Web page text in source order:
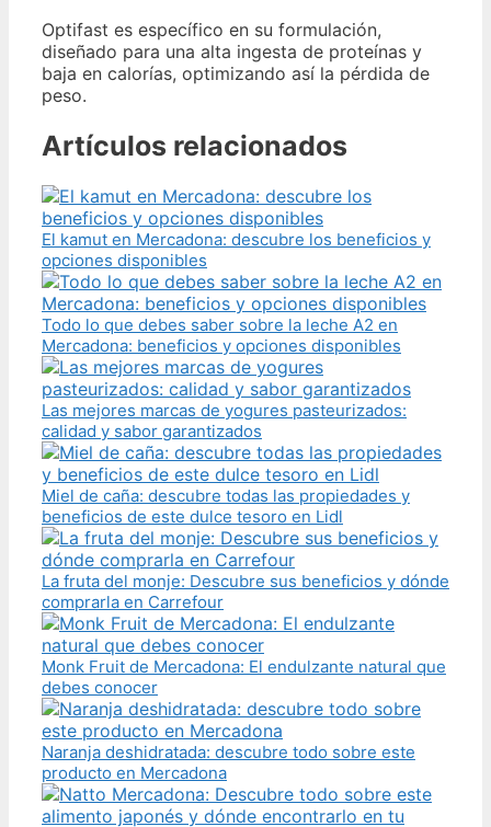
Optifast es específico en su formulación,
diseñado para una alta ingesta de proteínas y
baja en calorías, optimizando así la pérdida de
peso.
Artículos relacionados
El kamut en Mercadona: descubre los beneficios y
opciones disponibles
Todo lo que debes saber sobre la leche A2 en
Mercadona: beneficios y opciones disponibles
Las mejores marcas de yogures pasteurizados:
calidad y sabor garantizados
Miel de caña: descubre todas las propiedades y
beneficios de este dulce tesoro en Lidl
La fruta del monje: Descubre sus beneficios y dónde
comprarla en Carrefour
Monk Fruit de Mercadona: El endulzante natural que
debes conocer
Naranja deshidratada: descubre todo sobre este
producto en Mercadona